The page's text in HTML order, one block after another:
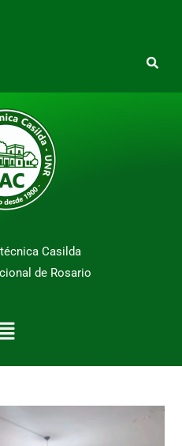
Casilda
de Rosario